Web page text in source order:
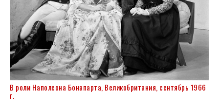
В роли Наполеона Бонапарта, Великобритания, сентябрь 1966
г.